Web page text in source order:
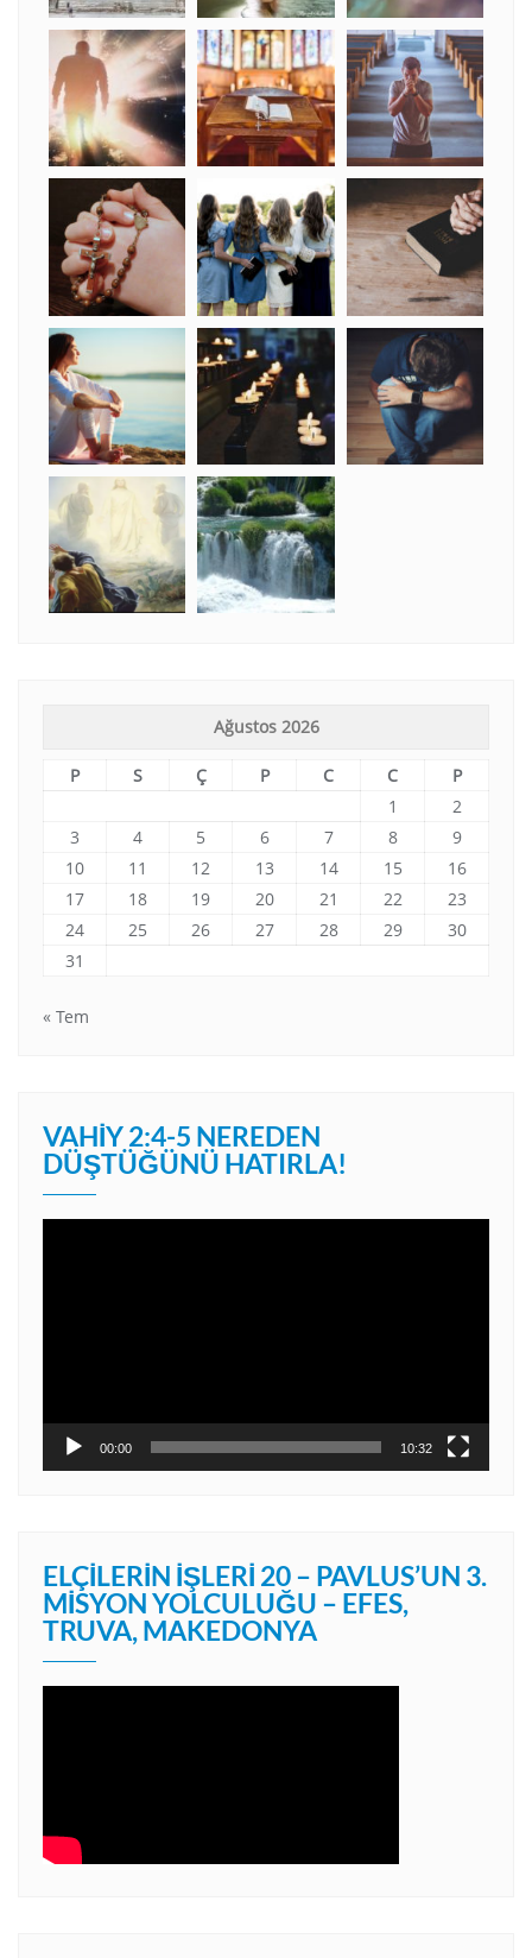
Ağustos 2026
P S Ç P C C
P
1
2
3
4 5 6 7 8
9
10
11 12 13 14 15
16
17
18 19 20 21 22
23
24
25 26 27 28 29
30
31
« Tem
VAHIY 2:4-5 NEREDEN
DÜŞTÜĞÜNÜ HATIRLA!
00:00 10:32
ELÇILERIN İŞLERI 20 – PAVLUS’UN 3.
MISYON YOLCULUĞU – EFES,
TRUVA, MAKEDONYA